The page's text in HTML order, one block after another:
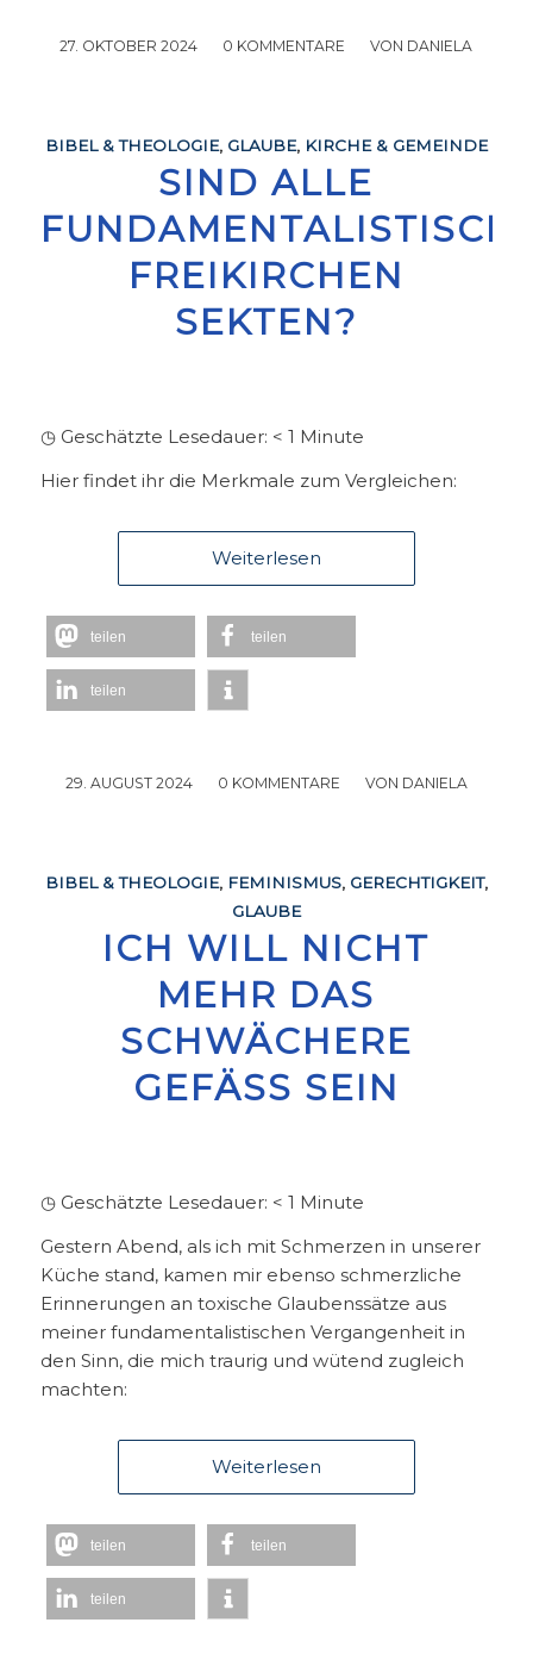
27. OKTOBER 2024
/ 0 KOMMENTARE
/ VON DANIELA
BIBEL & THEOLOGIE, GLAUBE, KIRCHE & GEMEINDE
SIND ALLE
FREIKIRCHEN
SEKTEN?
◷ Geschätzte Lesedauer: < 1 Minute
Hier findet ihr die Merkmale zum Vergleichen:
Weiterlesen
teilen teilen
teilen
29. AUGUST 2024
/ 0 KOMMENTARE
/ VON DANIELA
BIBEL & THEOLOGIE, FEMINISMUS, GERECHTIGKEIT,
GLAUBE
ICH WILL NICHT
MEHR DAS
SCHWÄCHERE
GEFÄSS SEIN
◷ Geschätzte Lesedauer: < 1 Minute
Gestern Abend, als ich mit Schmerzen in unserer
Küche stand, kamen mir ebenso schmerzliche
Erinnerungen an toxische Glaubenssätze aus
meiner fundamentalistischen Vergangenheit in
den Sinn, die mich traurig und wütend zugleich
machten:
Weiterlesen
teilen teilen
teilen